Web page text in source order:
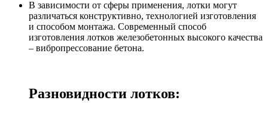
В зависимости от сферы применения, лотки могут
различаться конструктивно, технологией изготовления
и способом монтажа. Современный способ
изготовления лотков железобетонных высокого качества
– вибропрессование бетона.
Разновидности лотков: